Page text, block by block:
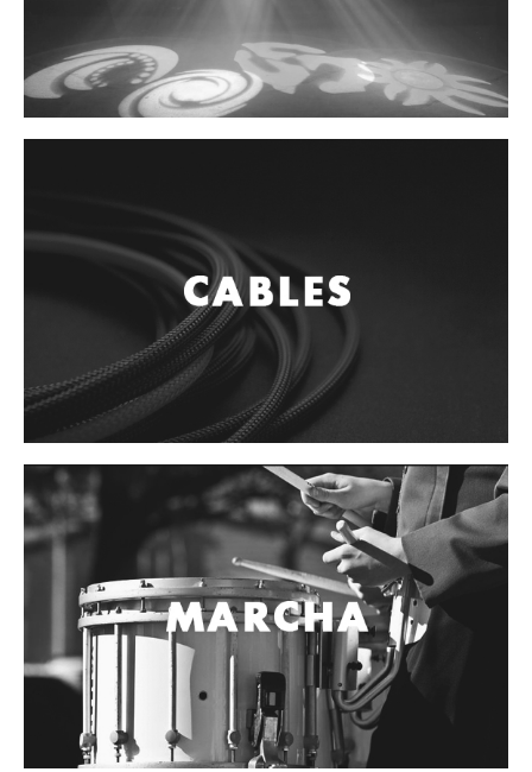
Mezcladora
Interfaz
Agujas
Luces y Escenario
Strobos
Maquinas de humo y escenario
Controladores
Accesorios
Cables y Conectores
Micrófono
Sonido
Parlante
Video y USB
Espigas y conectores